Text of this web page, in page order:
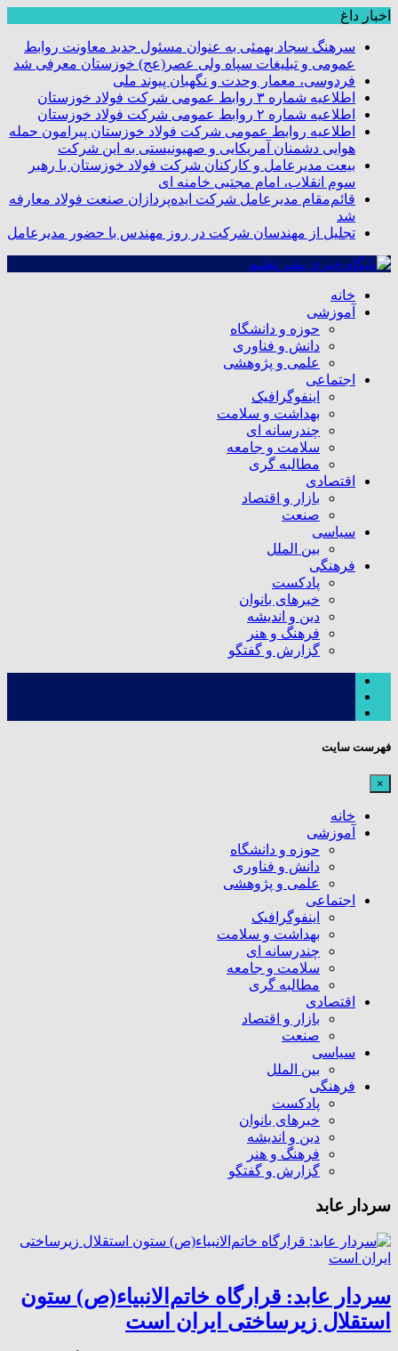
اخبار داغ
سرهنگ سجاد بهمئی به عنوان مسئول جدید معاونت روابط
عمومی و تبلیغات سپاه ولی عصر(عج) خوزستان معرفی شد
فردوسی، معمار وحدت و نگهبان پیوند ملی
اطلاعیه شماره ۳ روابط عمومی شرکت فولاد خوزستان
اطلاعیه شماره ۲ روابط عمومی شرکت فولاد خوزستان
اطلاعیه روابط عمومی شرکت فولاد خوزستان پیرامون حمله
هوایی دشمنان آمریکایی و صهیونیستی به این شرکت
بیعت مدیرعامل و کارکنان شرکت فولاد خوزستان با رهبر
سوم انقلاب، امام مجتبی خامنه ای
قائم‌مقام مدیرعامل شرکت ایده‌پردازان صنعت فولاد معارفه
شد
تجلیل از مهندسان شرکت در روز مهندس با حضور مدیرعامل
خانه
آموزشی
حوزه و دانشگاه
دانش و فناوری
علمی و پژوهشی
اجتماعی
اینفوگرافیک
بهداشت و سلامت
چندرسانه ای
سلامت و جامعه
مطالبه گری
اقتصادی
بازار و اقتصاد
صنعت
سیاسی
بین الملل
فرهنگی
پادکست
خبرهای بانوان
دین و اندیشه
فرهنگ و هنر
گزارش و گفتگو
فهرست سایت
×
خانه
آموزشی
حوزه و دانشگاه
دانش و فناوری
علمی و پژوهشی
اجتماعی
اینفوگرافیک
بهداشت و سلامت
چندرسانه ای
سلامت و جامعه
مطالبه گری
اقتصادی
بازار و اقتصاد
صنعت
سیاسی
بین الملل
فرهنگی
پادکست
خبرهای بانوان
دین و اندیشه
فرهنگ و هنر
گزارش و گفتگو
سردار عابد
سردار عابد: قرارگاه خاتم‌الانبیاء(ص) ستون
استقلال زیرساختی ایران است